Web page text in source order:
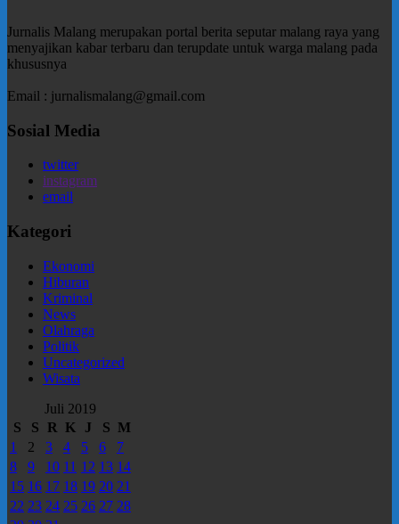
Jurnalis Malang merupakan portal berita seputar malang raya yang
menyajikan kabar terbaru dan terupdate untuk warga malang pada
khususnya
Email : jurnalismalang@gmail.com
Sosial Media
twitter
instagram
email
Kategori
Ekonomi
Hiburan
Kriminal
News
Olahraga
Politik
Uncategorized
Wisata
Juli 2019
S
S R K J S M
1
2 3 4 5 6
7
8
9 10 11 12 13 14
15 16 17 18 19 20 21
22 23 24 25 26 27 28